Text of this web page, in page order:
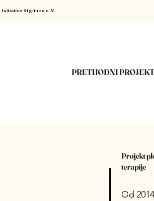
Initiative Siglinde e. V.
Initiative Siglinde e. V.
PRETHODNI
Projekt
terapije
Od